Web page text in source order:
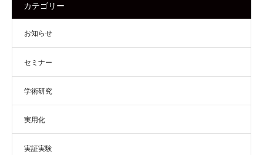
カテゴリー
お知らせ
セミナー
学術研究
実用化
実証実験